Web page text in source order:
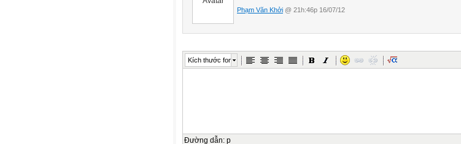
Phạm Văn Khởi @ 21h:46p 16/07/12
Kích thước font
Đường dẫn: p